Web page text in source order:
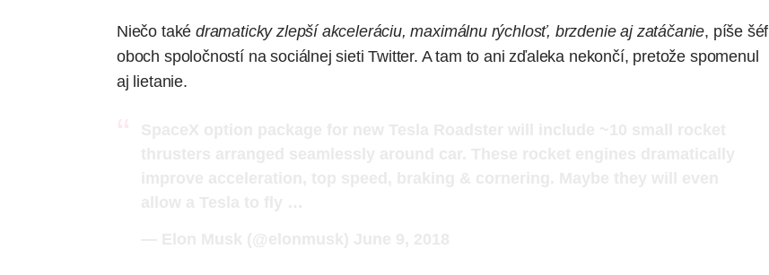
Niečo takédramaticky zlepší akceleráciu, maximálnu rýchlosť, brzdenie aj zatáčanie, píše šéf
oboch spoločností na sociálnej sieti Twitter. A tam to ani zďaleka nekončí, pretože spomenul
aj lietanie.